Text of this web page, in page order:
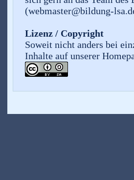
(webmaster@bildung-
Lizenz / Copyright
Soweit nicht anders bei
Inhalte auf unserer